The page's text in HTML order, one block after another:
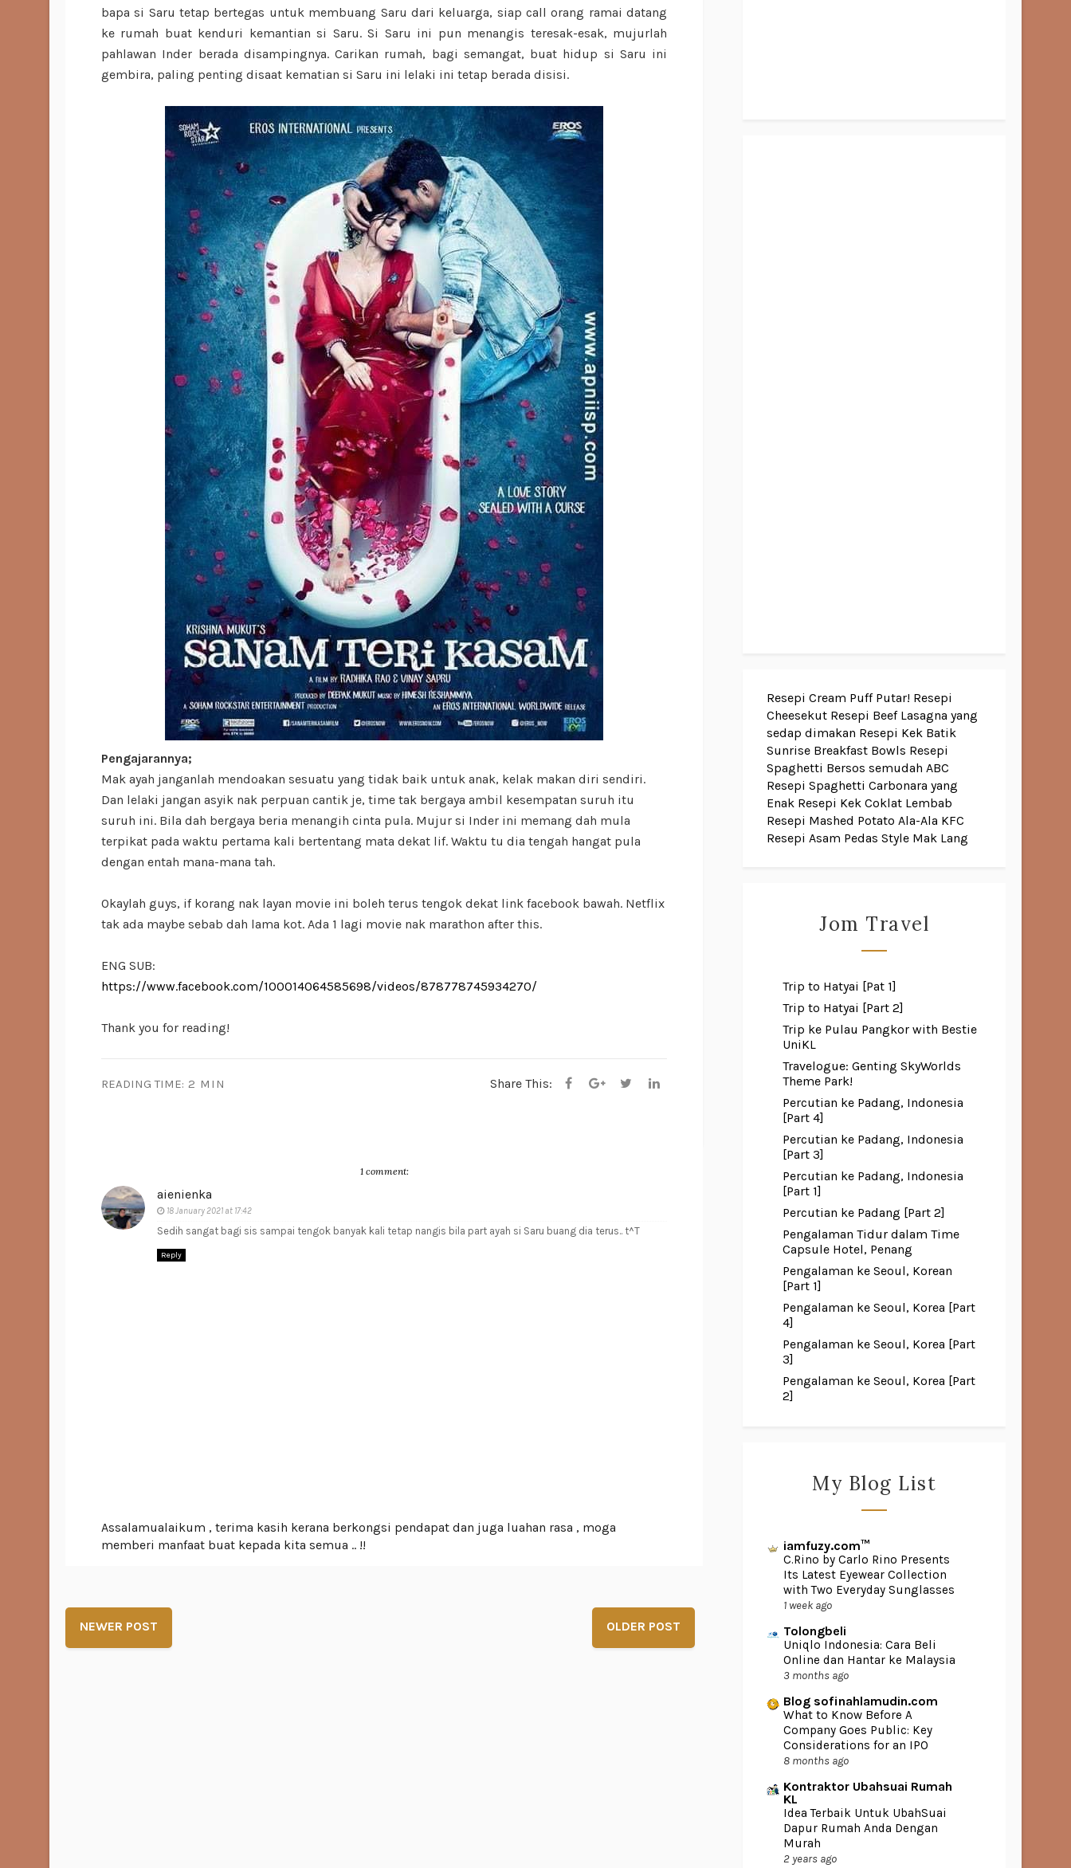
bapa si Saru tetap bertegas untuk membuang Saru dari keluarga, siap call orang ramai datang
ke rumah buat kenduri kemantian si Saru. Si Saru ini pun menangis teresak-esak, mujurlah
pahlawan Inder berada disampingnya. Carikan rumah, bagi semangat, buat hidup si Saru ini
gembira, paling penting disaat kematian si Saru ini lelaki ini tetap berada disisi.
Pengajarannya;
Mak ayah janganlah mendoakan sesuatu yang tidak baik untuk anak, kelak makan diri sendiri.
Dan lelaki jangan asyik nak perpuan cantik je, time tak bergaya ambil kesempatan suruh itu
suruh ini. Bila dah bergaya beria menangih cinta pula. Mujur si Inder ini memang dah mula
terpikat pada waktu pertama kali bertentang mata dekat lif. Waktu tu dia tengah hangat pula
dengan entah mana-mana tah.
Okaylah guys, if korang nak layan movie ini boleh terus tengok dekat link facebook bawah. Netflix
tak ada maybe sebab dah lama kot. Ada 1 lagi movie nak marathon after this.
ENG SUB:
https://www.facebook.com/100014064585698/videos/878778745934270/
Thank you for reading!
READING TIME: 2 MIN Share This:
1 comment:
aienienka
18 January 2021 at 17:42
Sedih sangat bagi sis sampai tengok banyak kali tetap nangis bila part ayah si Saru buang dia terus.. t^T
Reply
Assalamualaikum , terima kasih kerana berkongsi pendapat dan juga luahan rasa , moga
memberi manfaat buat kepada kita semua .. !!
NEWER POST OLDER POST
Resepi Cream Puff Putar! Resepi
Cheesekut Resepi Beef Lasagna yang
sedap dimakan Resepi Kek Batik
Sunrise Breakfast Bowls Resepi
Spaghetti Bersos semudah ABC
Resepi Spaghetti Carbonara yang
Enak Resepi Kek Coklat Lembab
Resepi Mashed Potato Ala-Ala KFC
Resepi Asam Pedas Style Mak Lang
Jom Travel
Trip to Hatyai [Pat 1]
Trip to Hatyai [Part 2]
Trip ke Pulau Pangkor with Bestie
UniKL
Travelogue: Genting SkyWorlds
Theme Park!
Percutian ke Padang, Indonesia
[Part 4]
Percutian ke Padang, Indonesia
[Part 3]
Percutian ke Padang, Indonesia
[Part 1]
Percutian ke Padang [Part 2]
Pengalaman Tidur dalam Time
Capsule Hotel, Penang
Pengalaman ke Seoul, Korean
[Part 1]
Pengalaman ke Seoul, Korea [Part
4]
Pengalaman ke Seoul, Korea [Part
3]
Pengalaman ke Seoul, Korea [Part
2]
My Blog List
iamfuzy.com™
C.Rino by Carlo Rino Presents
Its Latest Eyewear Collection
with Two Everyday Sunglasses
1 week ago
Tolongbeli
Uniqlo Indonesia: Cara Beli
Online dan Hantar ke Malaysia
3 months ago
Blog sofinahlamudin.com
What to Know Before A
Company Goes Public: Key
Considerations for an IPO
8 months ago
Kontraktor Ubahsuai Rumah
KL
Idea Terbaik Untuk UbahSuai
Dapur Rumah Anda Dengan
Murah
2 years ago